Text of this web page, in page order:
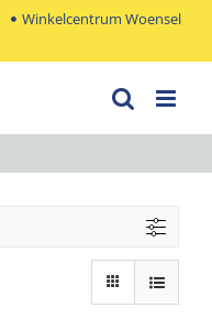
Winkelcentrum Woensel